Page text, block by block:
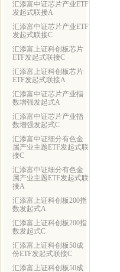
汇添富中证芯片产业ETF
发起式联接A
汇添富中证芯片产业ETF
发起式联接C
汇添富上证科创板芯片
ETF发起式联接C
汇添富上证科创板芯片
ETF发起式联接A
汇添富中证芯片产业指
数增强发起式A
汇添富中证芯片产业指
数增强发起式C
汇添富中证细分有色金
属产业主题ETF发起式联
接C
汇添富中证细分有色金
属产业主题ETF发起式联
接A
汇添富上证科创板200指
数发起式A
汇添富上证科创板200指
数发起式C
汇添富上证科创板50成
份ETF发起式联接C
汇添富上证科创板50成